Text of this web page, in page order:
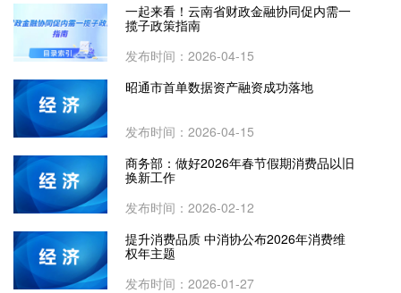
一起来看！云南省财政金融协同促内需一
揽子政策指南
发布时间：2026-04-15
昭通市首单数据资产融资成功落地
发布时间：2026-04-15
商务部：做好2026年春节假期消费品以旧
换新工作
发布时间：2026-02-12
提升消费品质 中消协公布2026年消费维
权年主题
发布时间：2026-01-27